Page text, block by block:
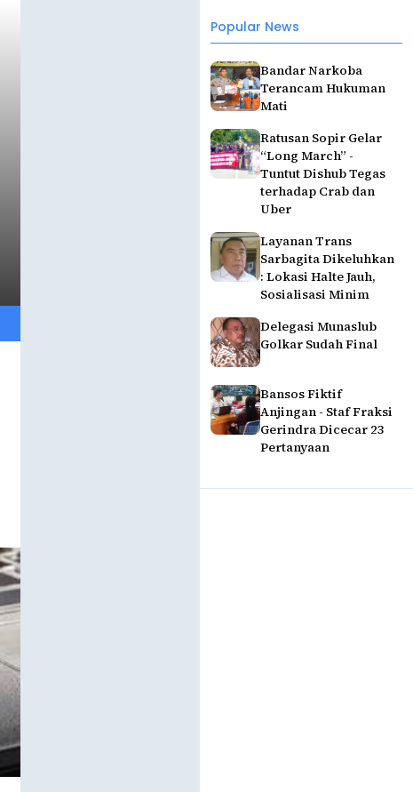
Popular News
Bandar Narkoba
Terancam Hukuman
Mati
Ratusan Sopir Gelar
“Long March” -
Tuntut Dishub Tegas
terhadap Crab dan
Uber
Layanan Trans
Sarbagita Dikeluhkan
: Lokasi Halte Jauh,
Sosialisasi Minim
Delegasi Munaslub
Golkar Sudah Final
Bansos Fiktif
Anjingan - Staf Fraksi
Gerindra Dicecar 23
Pertanyaan